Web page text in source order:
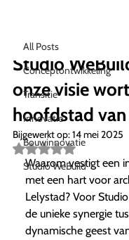
All Posts
Conceptontwikkeling
Transitie
Innovatie
Bouwinnovatie
Studio WeBuild
Studio
onze visie
hoofdstad
Bijgewerkt op:14 mei 2025
Beoordeeld
met
NaN
uit
5
sterren.
Waarom vestigt een
met een hart voor
Lelystad? Voor
de unieke synergie
dynamische geest